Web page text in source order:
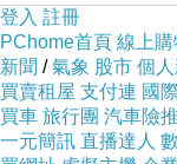
或插拔造成的
輸穩定性。
散熱也是高速
高，模組與連
登入 註冊
PChome首頁 線上購
新聞 /氣象 股市 個
買賣租屋 支付連 國
買車 旅行團 汽車險
一元簡訊 直播達人